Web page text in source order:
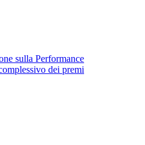
sulla Performance
dei premi